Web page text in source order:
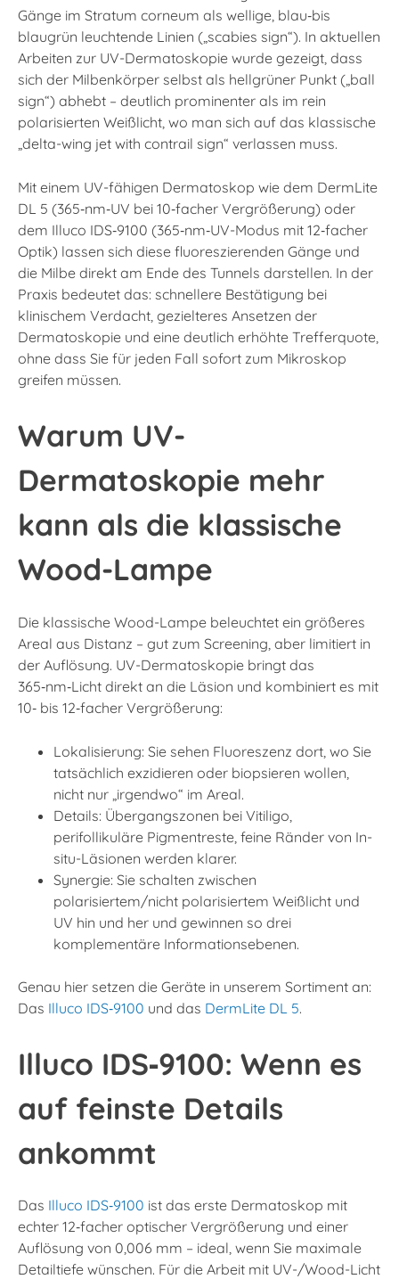
Gänge im Stratum corneum als wellige, blau‑bis
blaugrün leuchtende Linien („scabies sign“). In aktuellen
Arbeiten zur UV-Dermatoskopie wurde gezeigt, dass
sich der Milbenkörper selbst als hellgrüner Punkt („ball
sign“) abhebt – deutlich prominenter als im rein
polarisierten Weißlicht, wo man sich auf das klassische
„delta-wing jet with contrail sign“ verlassen muss.
Mit einem UV-fähigen Dermatoskop wie dem DermLite
DL 5 (365‑nm‑UV bei 10‑facher Vergrößerung) oder
dem Illuco IDS‑9100 (365‑nm‑UV-Modus mit 12‑facher
Optik) lassen sich diese fluoreszierenden Gänge und
die Milbe direkt am Ende des Tunnels darstellen. In der
Praxis bedeutet das: schnellere Bestätigung bei
klinischem Verdacht, gezielteres Ansetzen der
Dermatoskopie und eine deutlich erhöhte Trefferquote,
ohne dass Sie für jeden Fall sofort zum Mikroskop
greifen müssen.
Warum UV-
Dermatoskopie mehr
kann als die klassische
Wood-Lampe
Die klassische Wood-Lampe beleuchtet ein größeres
Areal aus Distanz – gut zum Screening, aber limitiert in
der Auflösung. UV-Dermatoskopie bringt das
365‑nm‑Licht direkt an die Läsion und kombiniert es mit
10‑ bis 12‑facher Vergrößerung:
Lokalisierung: Sie sehen Fluoreszenz dort, wo Sie
tatsächlich exzidieren oder biopsieren wollen,
nicht nur „irgendwo“ im Areal.
Details: Übergangszonen bei Vitiligo,
perifollikuläre Pigmentreste, feine Ränder von In-
situ-Läsionen werden klarer.
Synergie: Sie schalten zwischen
polarisiertem/nicht polarisiertem Weißlicht und
UV hin und her und gewinnen so drei
komplementäre Informationsebenen.
Genau hier setzen die Geräte in unserem Sortiment an:
Das Illuco IDS‑9100 und das DermLite DL 5.
Illuco IDS‑9100: Wenn es
auf feinste Details
ankommt
Das Illuco IDS‑9100 ist das erste Dermatoskop mit
echter 12‑facher optischer Vergrößerung und einer
Auflösung von 0,006 mm – ideal, wenn Sie maximale
Detailtiefe wünschen. Für die Arbeit mit UV-/Wood-Licht